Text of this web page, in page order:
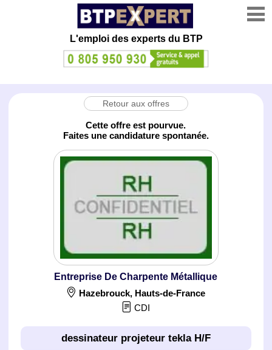
L'emploi des experts du BTP
Retour aux offres
Cette offre est pourvue.
Faites une candidature spontanée.
Entreprise De Charpente Métallique
Hazebrouck, Hauts-de-France
CDI
dessinateur projeteur tekla H/F